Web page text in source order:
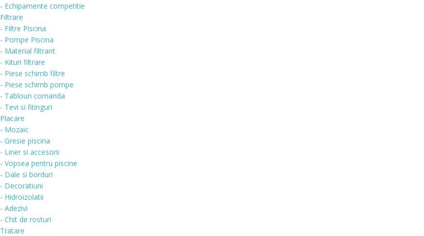
- Echipamente competitie
Filtrare
- Filtre Piscina
- Pompe Piscina
- Material filtrant
- Kituri filtrare
- Piese schimb filtre
- Piese schimb pompe
- Tablouri comanda
- Tevi si fitinguri
Placare
- Mozaic
- Gresie piscina
- Liner si accesorii
- Vopsea pentru piscine
- Dale si borduri
- Decoratiuni
- Hidroizolatii
- Adezivi
- Chit de rosturi
Tratare